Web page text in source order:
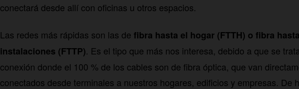
conectará desde allí con oficinas u otros espacios.
Las redes más rápidas son las de fibra hasta el hogar (FTTH) o fibra
instalaciones (FTTP). Es el tipo que más nos interesa, debido a que se
conexión donde el 100 % de los cables son de fibra óptica, que van
conectados desde terminales a nuestros hogares, edificios y empresas. De